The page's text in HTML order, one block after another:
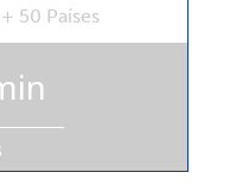
50 Países